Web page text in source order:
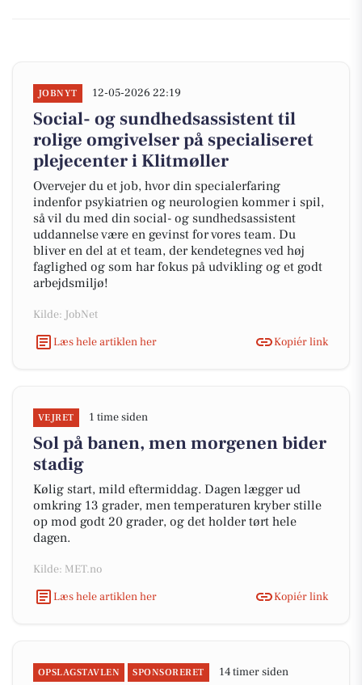
JOBNYT 12-05-2026 22:19
Social- og sundhedsassistent til
rolige omgivelser på specialiseret
plejecenter i Klitmøller
Overvejer du et job, hvor din specialerfaring
indenfor psykiatrien og neurologien kommer i spil,
så vil du med din social- og sundhedsassistent
uddannelse være en gevinst for vores team. Du
bliver en del at et team, der kendetegnes ved høj
faglighed og som har fokus på udvikling og et godt
arbejdsmiljø!
Kilde: JobNet
Læs hele artiklen her
Kopiér link
VEJRET 1 time siden
Sol på banen, men morgenen bider
stadig
Kølig start, mild eftermiddag. Dagen lægger ud
omkring 13 grader, men temperaturen kryber stille
op mod godt 20 grader, og det holder tørt hele
dagen.
Kilde: MET.no
Læs hele artiklen her
Kopiér link
OPSLAGSTAVLEN SPONSORERET 14 timer siden